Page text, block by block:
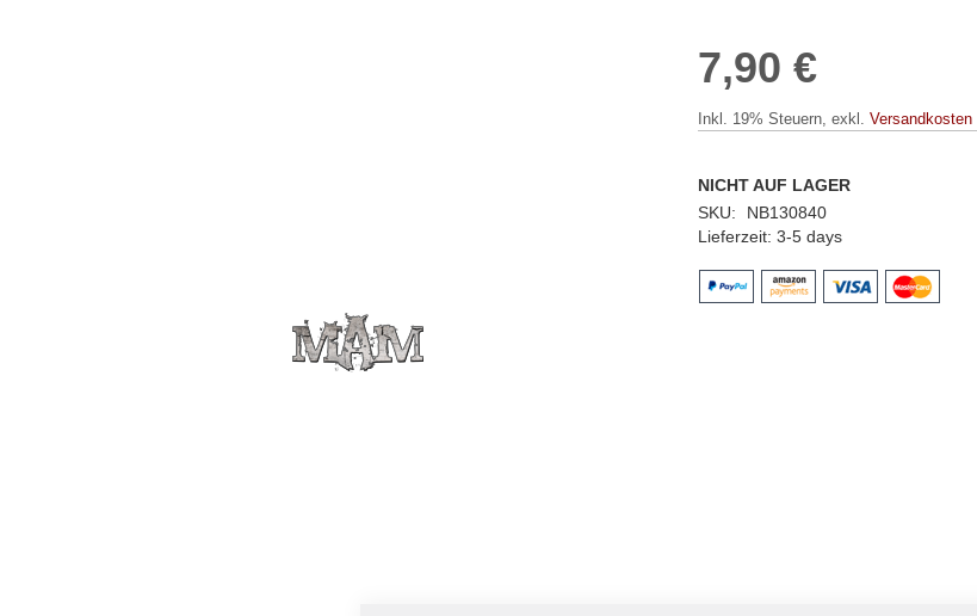
7,90 €
Inkl. 19% Steuern,exkl.Versandkosten
NICHT AUF LAGER
SKU
NB130840
Lieferzeit 3-5 days